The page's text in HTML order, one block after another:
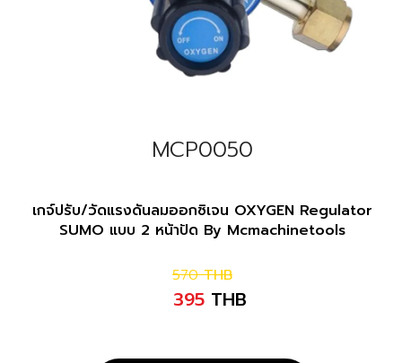
MCP0050
เกจ์ปรับ/วัดแรงดันลมออกซิเจน OXYGEN Regulator
SUMO แบบ 2 หน้าปัด By Mcmachinetools
570 THB
395 THB